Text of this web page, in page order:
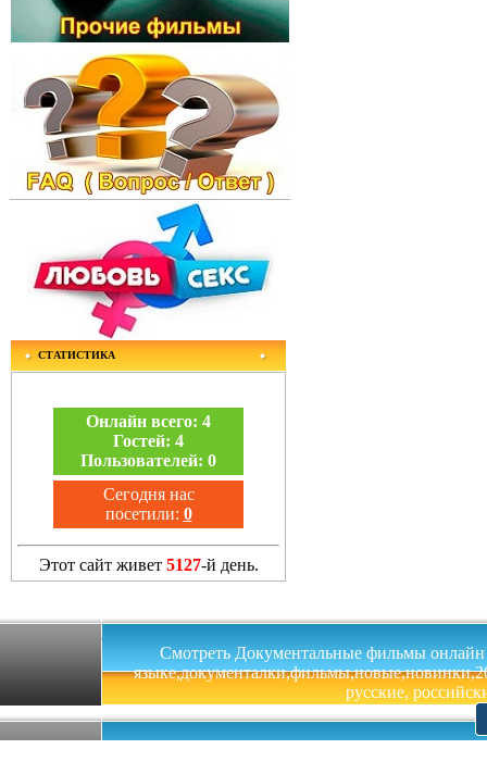
СТАТИСТИКА
Онлайн всего: 4
Гостей: 4
Пользователей: 0
Сегодня нас
посетили: 0
Этот сайт живет 5127-й день.
Смотреть Документальные фильмы онлайн
русские,